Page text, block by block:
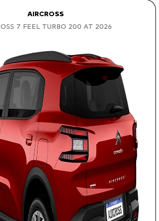
AIRCROSS
7 FEEL TURBO 200 AT 2026